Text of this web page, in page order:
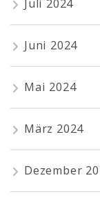
Juli 2024
Juni 2024
Mai 2024
März 2024
Dezember